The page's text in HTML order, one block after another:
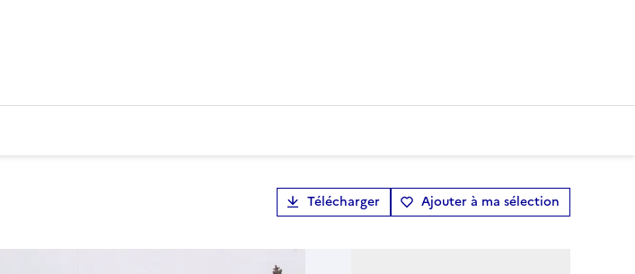
Télécharger Ajouter à ma sélection